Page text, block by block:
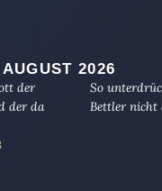
2026
der
der da
So
Bettler nicht